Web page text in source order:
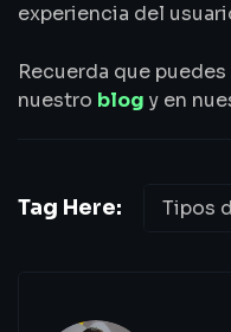
experiencia del
Recuerda que
nuestro blog y en
Tag Here: Tipos